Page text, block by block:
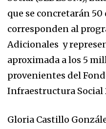
que se concretarán 50
corresponden al
Adicionales y
aproximada a los 5
provenientes del
Infraestructura Social
Gloria Castillo